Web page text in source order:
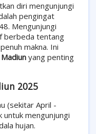
diri mengunjungi
pengingat
Mengunjungi
berbeda tentang
makna. Ini
yang penting
2025
(sekitar April -
mengunjungi
hujan.